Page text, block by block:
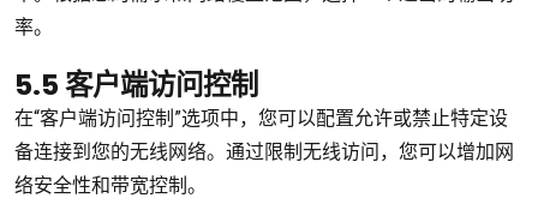
率。
5.5 客户端访问控制
在“客户端访问控制”选项中，您可以配置允许或禁止特定设
备连接到您的无线网络。通过限制无线访问，您可以增加网
络安全性和带宽控制。